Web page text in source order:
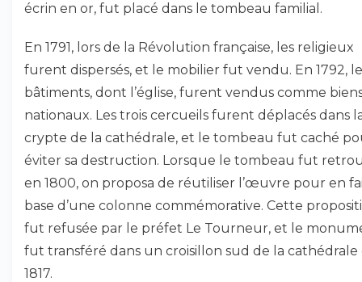
écrin en or, fut placé dans le tombeau familial.
En 1791, lors de la Révolution française, les religieux
furent dispersés, et le mobilier fut vendu. En 1792,
bâtiments, dont l’église, furent vendus comme
nationaux. Les trois cercueils furent déplacés dans
crypte de la cathédrale, et le tombeau fut caché
éviter sa destruction. Lorsque le tombeau fut
en 1800, on proposa de réutiliser l’œuvre pour en
base d’une colonne commémorative. Cette
fut refusée par le préfet Le Tourneur, et le
fut transféré dans un croisillon sud de la cathédrale
1817.